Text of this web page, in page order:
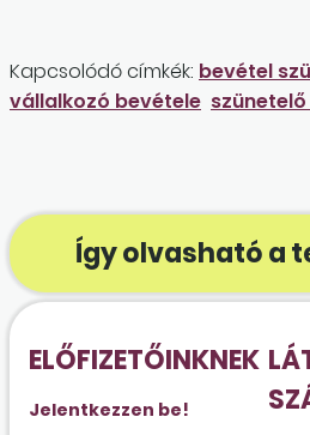
Kapcsolódó címkék: bevétel
vállalkozó bevétele
Így olvasható a
ELŐFIZETŐINKNEK
Jelentkezzen be!